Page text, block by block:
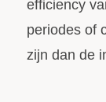
efficiency
periodes of
zijn dan de